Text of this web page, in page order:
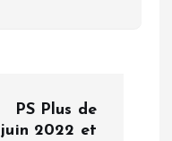
PS Plus de
juin 2022 et